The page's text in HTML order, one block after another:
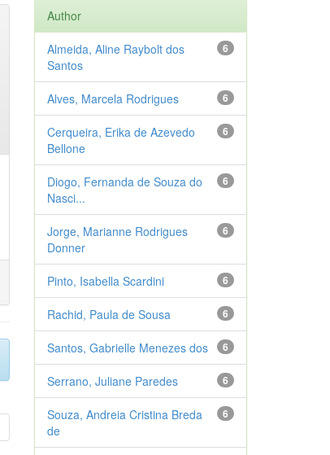
Author
6
Almeida, Aline Raybolt dos
Santos
6
Alves, Marcela Rodrigues
6
Cerqueira, Erika de Azevedo
Bellone
6
Diogo, Fernanda de Souza do
Nasci...
6
Jorge, Marianne Rodrigues
Donner
6
Pinto, Isabella Scardini
6
Rachid, Paula de Sousa
6
Santos, Gabrielle Menezes dos
6
Serrano, Juliane Paredes
6
Souza, Andreia Cristina Breda
de